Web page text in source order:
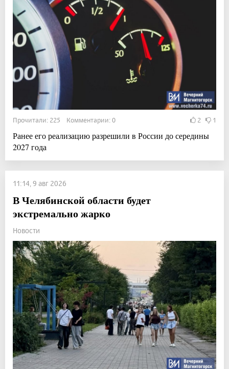
Прочитали: 225 Комментарии: 0 2 1
Ранее его реализацию разрешили в России до середины
2027 года
11:14, 9 авг 2026
В Челябинской области будет
экстремально жарко
Новости